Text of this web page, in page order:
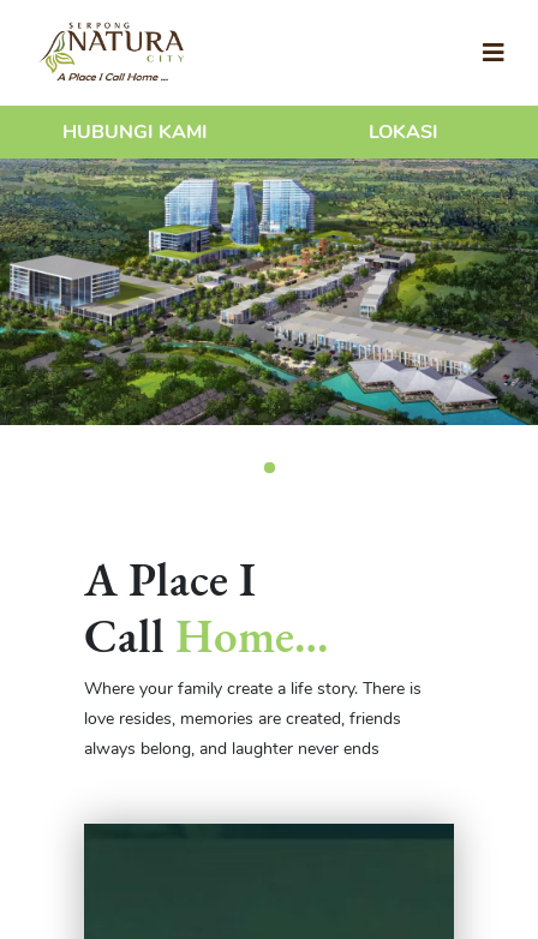
HUBUNGI KAMI LOKASI
A Place I
Call Home…
Where your family create a life story. There is
love resides, memories are created, friends
always belong, and laughter never ends